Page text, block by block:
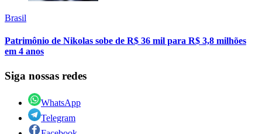
Brasil
Patrimônio de Nikolas sobe de R$ 36 mil para R$ 3,8 milhões
em 4 anos
Siga nossas redes
WhatsApp
Telegram